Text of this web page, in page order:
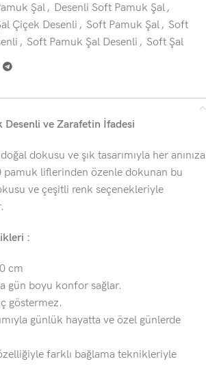
Şal , Desenli Soft Pamuk Şal ,
Çiçek Desenli , Soft Pamuk Şal , Soft
, Soft Pamuk Şal Desenli , Soft Şal
Desenli ve Zarafetin İfadesi
dokusu ve şık tasarımıyla her anınıza
pamuk liflerinden özenle dokunan bu
ve çeşitli renk seçenekleriyle
:
cm
gün boyu konfor sağlar.
göstermez.
günlük hayatta ve özel günlerde
farklı bağlama teknikleriyle